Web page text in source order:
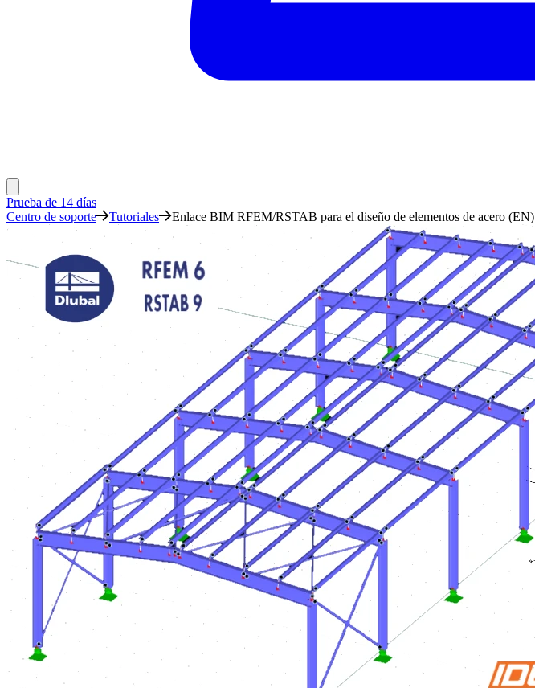
Prueba de 14 días
Centro de soporte
Tutoriales Enlace BIM RFEM/RSTAB para el diseño de elementos de acero (EN)